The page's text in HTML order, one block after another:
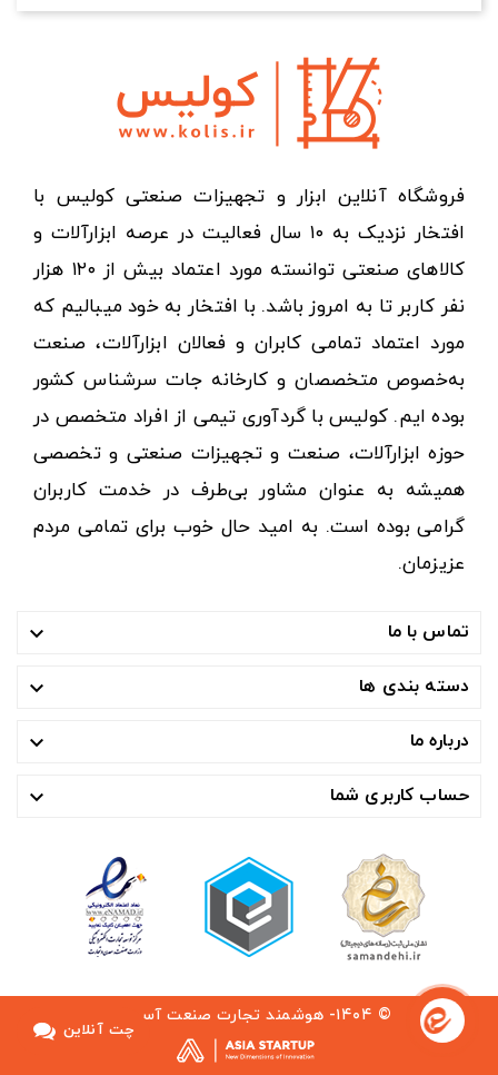
فروشگاه آنلاین ابزار و تجهیزات صنعتی کولیس با
افتخار نزدیک به ۱۰ سال فعالیت در عرصه ابزارآلات و
کالاهای صنعتی توانسته مورد اعتماد بیش از ۱۲۰ هزار
نفر کاربر تا به امروز باشد. با افتخار به خود میبالیم که
مورد اعتماد تمامی کابران و فعالان ابزارآلات، صنعت
به‌خصوص متخصصان و کارخانه جات سرشناس کشور
بوده ایم. کولیس با گردآوری تیمی از افراد متخصص در
حوزه ابزارآلات، صنعت و تجهیزات صنعتی و تخصصی
همیشه به عنوان مشاور بی‌طرف در خدمت کاربران
گرامی بوده است. به امید حال خوب برای تمامی مردم
عزیزمان.
تماس با ما 
دسته بندی ها 
درباره ما 
حساب کاربری شما 
© ۱۴۰۴- هوشمند تجارت صنعت آسیا ™
چت آنلاین